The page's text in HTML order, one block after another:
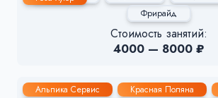
Фрирайд
Стоимость занятий:
4000 — 8000 ₽
Альпика Сервис Красная Поляна
Павел Попов